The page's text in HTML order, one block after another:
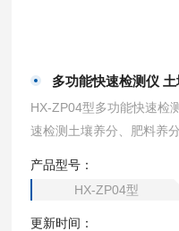
多功能快速检测仪
HX-ZP04型多功能快速检
速检测土壤养分、肥料养
产品型号：
HX-ZP04型
更新时间：